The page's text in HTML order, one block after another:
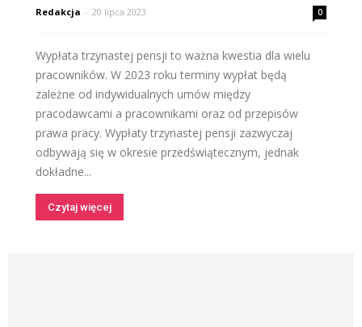
Redakcja - 20 lipca 2023 0
Wypłata trzynastej pensji to ważna kwestia dla wielu
pracowników. W 2023 roku terminy wypłat będą
zależne od indywidualnych umów między
pracodawcami a pracownikami oraz od przepisów
prawa pracy. Wypłaty trzynastej pensji zazwyczaj
odbywają się w okresie przedświątecznym, jednak
dokładne...
Czytaj więcej